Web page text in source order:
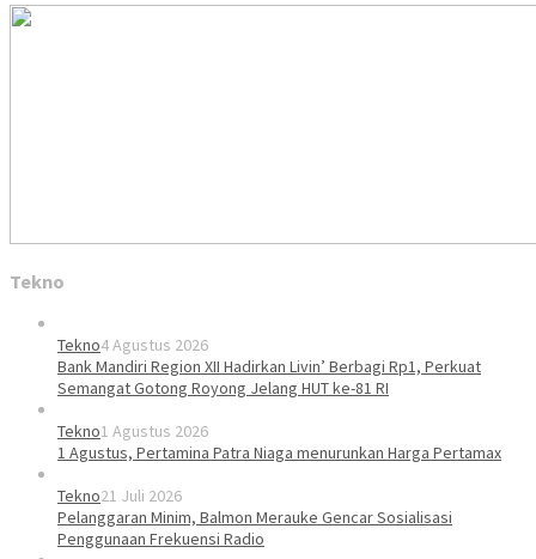
Tekno
Tekno4 Agustus 2026
Bank Mandiri Region XII Hadirkan Livin’ Berbagi Rp1, Perkuat
Semangat Gotong Royong Jelang HUT ke-81 RI
Tekno1 Agustus 2026
1 Agustus, Pertamina Patra Niaga menurunkan Harga Pertamax
Tekno21 Juli 2026
Pelanggaran Minim, Balmon Merauke Gencar Sosialisasi
Penggunaan Frekuensi Radio